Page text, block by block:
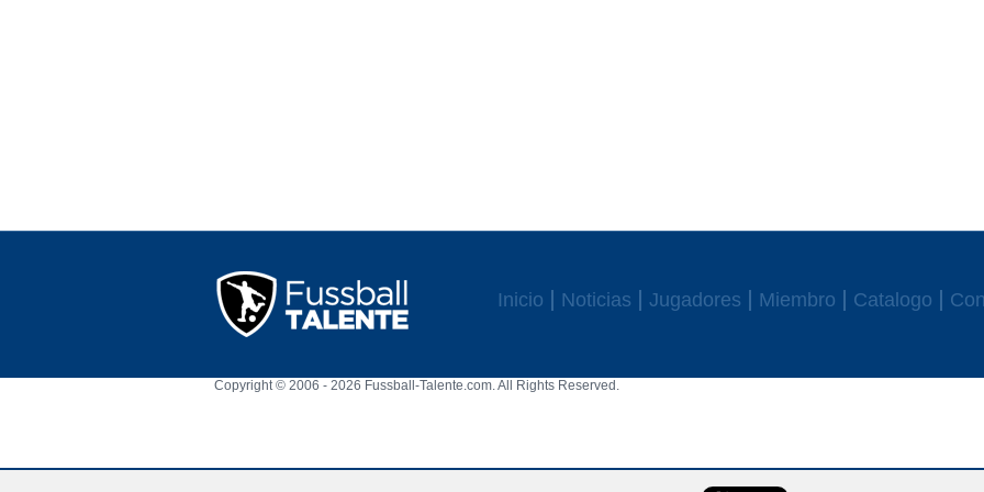
Inicio Noticias Jugadores Miembro Catalogo
Copyright © 2006 - 2026 Fussball-Talente.com. All Rights Reserved.